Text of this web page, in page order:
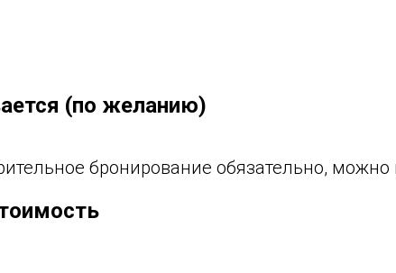
(по желанию)
бронирование обязательно, можно